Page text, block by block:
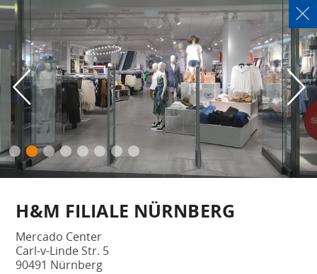
H&M FILIALE NÜRNBERG
Mercado Center
Carl-v-Linde Str. 5
90491 Nürnberg
Akustik- & Trockenbau Conrad GmbH
Am Thränitzer Berg 19, 07554 Gera-Collis - Tel. +49 (0)3 65 / 5 52 37 73
Impressum | Datenschutz | Kontakt